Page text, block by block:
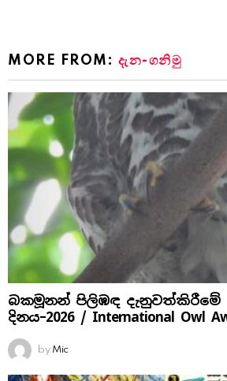
MORE FROM:දැන-ගනිමු
බකමූනන් පිලිඹඳ දැනුවත්කිරීමේ
දිනය​–2026 / International Owl
by Mic